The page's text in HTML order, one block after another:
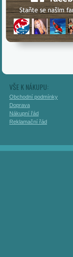
VŠE K NÁKUPU:
Obchodní podmínky
Doprava
Nákupní řád
Reklamační řád